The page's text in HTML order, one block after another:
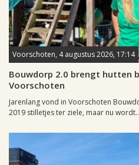
Voorschoten, 4 augustus 2026, 17:14
Bouwdorp 2.0 brengt hutten
Voorschoten
Jarenlang vond in Voorschoten
2019 stilletjes ter ziele, maar nu